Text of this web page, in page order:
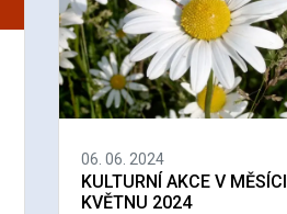
06. 06. 2024
KULTURNÍ AKCE V MĚSÍCI
KVĚTNU 2024